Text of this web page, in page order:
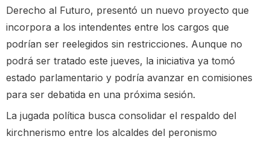
Derecho al Futuro, presentó un nuevo proyecto que
incorpora a los intendentes entre los cargos que
podrían ser reelegidos sin restricciones. Aunque no
podrá ser tratado este jueves, la iniciativa ya tomó
estado parlamentario y podría avanzar en comisiones
para ser debatida en una próxima sesión.
La jugada política busca consolidar el respaldo del
kirchnerismo entre los alcaldes del peronismo